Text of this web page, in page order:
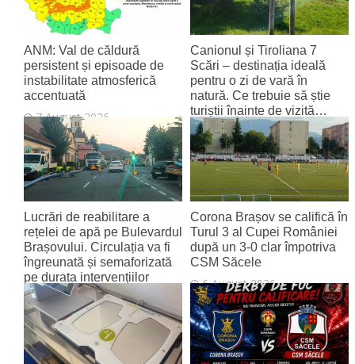
ANM: Val de căldură
persistent și episoade de
instabilitate atmosferică
accentuată
7 August 2026
Canionul și Tiroliana 7
Scări – destinația ideală
pentru o zi de vară în
natură. Ce trebuie să știe
turiștii înainte de vizită…
7 August 2026
Lucrări de reabilitare a
rețelei de apă pe Bulevardul
Brașovului. Circulația va fi
îngreunată și semaforizată
pe durata intervențiilor
6 August 2026
Corona Brașov se califică în
Turul 3 al Cupei României
după un 3-0 clar împotriva
CSM Săcele
6 August 2026